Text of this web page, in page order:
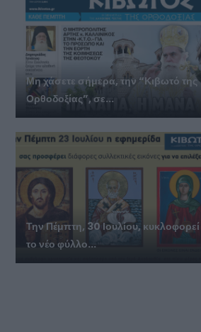
Μη χάσετε σήμερα, την “Κιβωτό της
Ορθοδοξίας”, σε...
Την Πέμπτη, 30 Ιουλίου, κυκλοφορεί
το νέο φύλλο...